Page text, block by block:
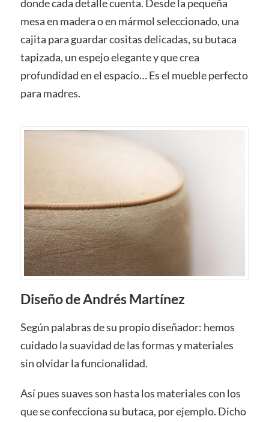
donde cada detalle cuenta. Desde la pequeña
mesa en madera o en mármol seleccionado, una
cajita para guardar cositas delicadas, su butaca
tapizada, un espejo elegante y que crea
profundidad en el espacio… Es el mueble perfecto
para madres.
Diseño de Andrés Martínez
Según palabras de su propio diseñador: hemos
cuidado la suavidad de las formas y materiales
sin olvidar la funcionalidad.
Así pues suaves son hasta los materiales con los
que se confecciona su butaca, por ejemplo. Dicho